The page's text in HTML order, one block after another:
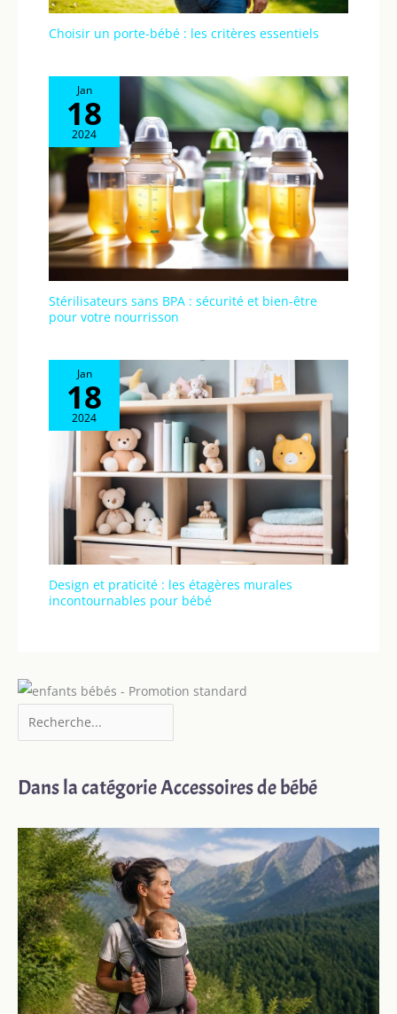
Choisir un porte-bébé : les critères essentiels
Jan
18
2024
Stérilisateurs sans BPA : sécurité et bien-être
pour votre nourrisson
Jan
18
2024
Design et praticité : les étagères murales
incontournables pour bébé
Dans la catégorie Accessoires de bébé